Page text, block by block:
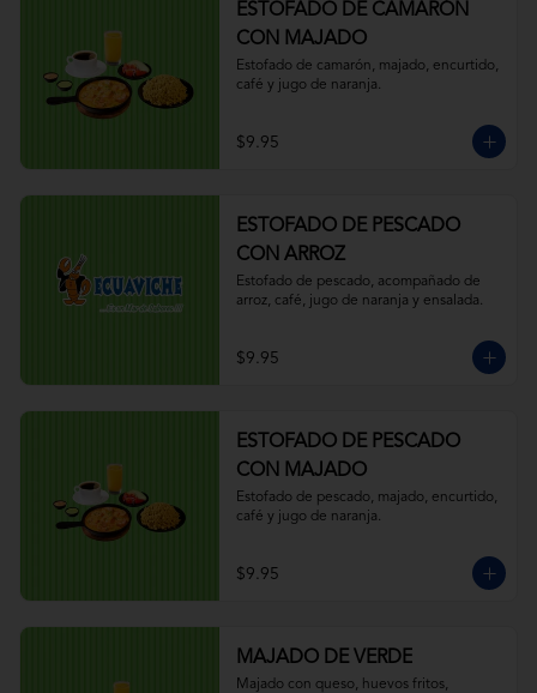
ESTOFADO DE CAMARÓN
CON MAJADO
Estofado de camarón, majado, encurtido,
café y jugo de naranja.
$9.95
ESTOFADO DE PESCADO
CON ARROZ
Estofado de pescado, acompañado de
arroz, café, jugo de naranja y ensalada.
$9.95
ESTOFADO DE PESCADO
CON MAJADO
Estofado de pescado, majado, encurtido,
café y jugo de naranja.
$9.95
MAJADO DE VERDE
Majado con queso, huevos fritos,